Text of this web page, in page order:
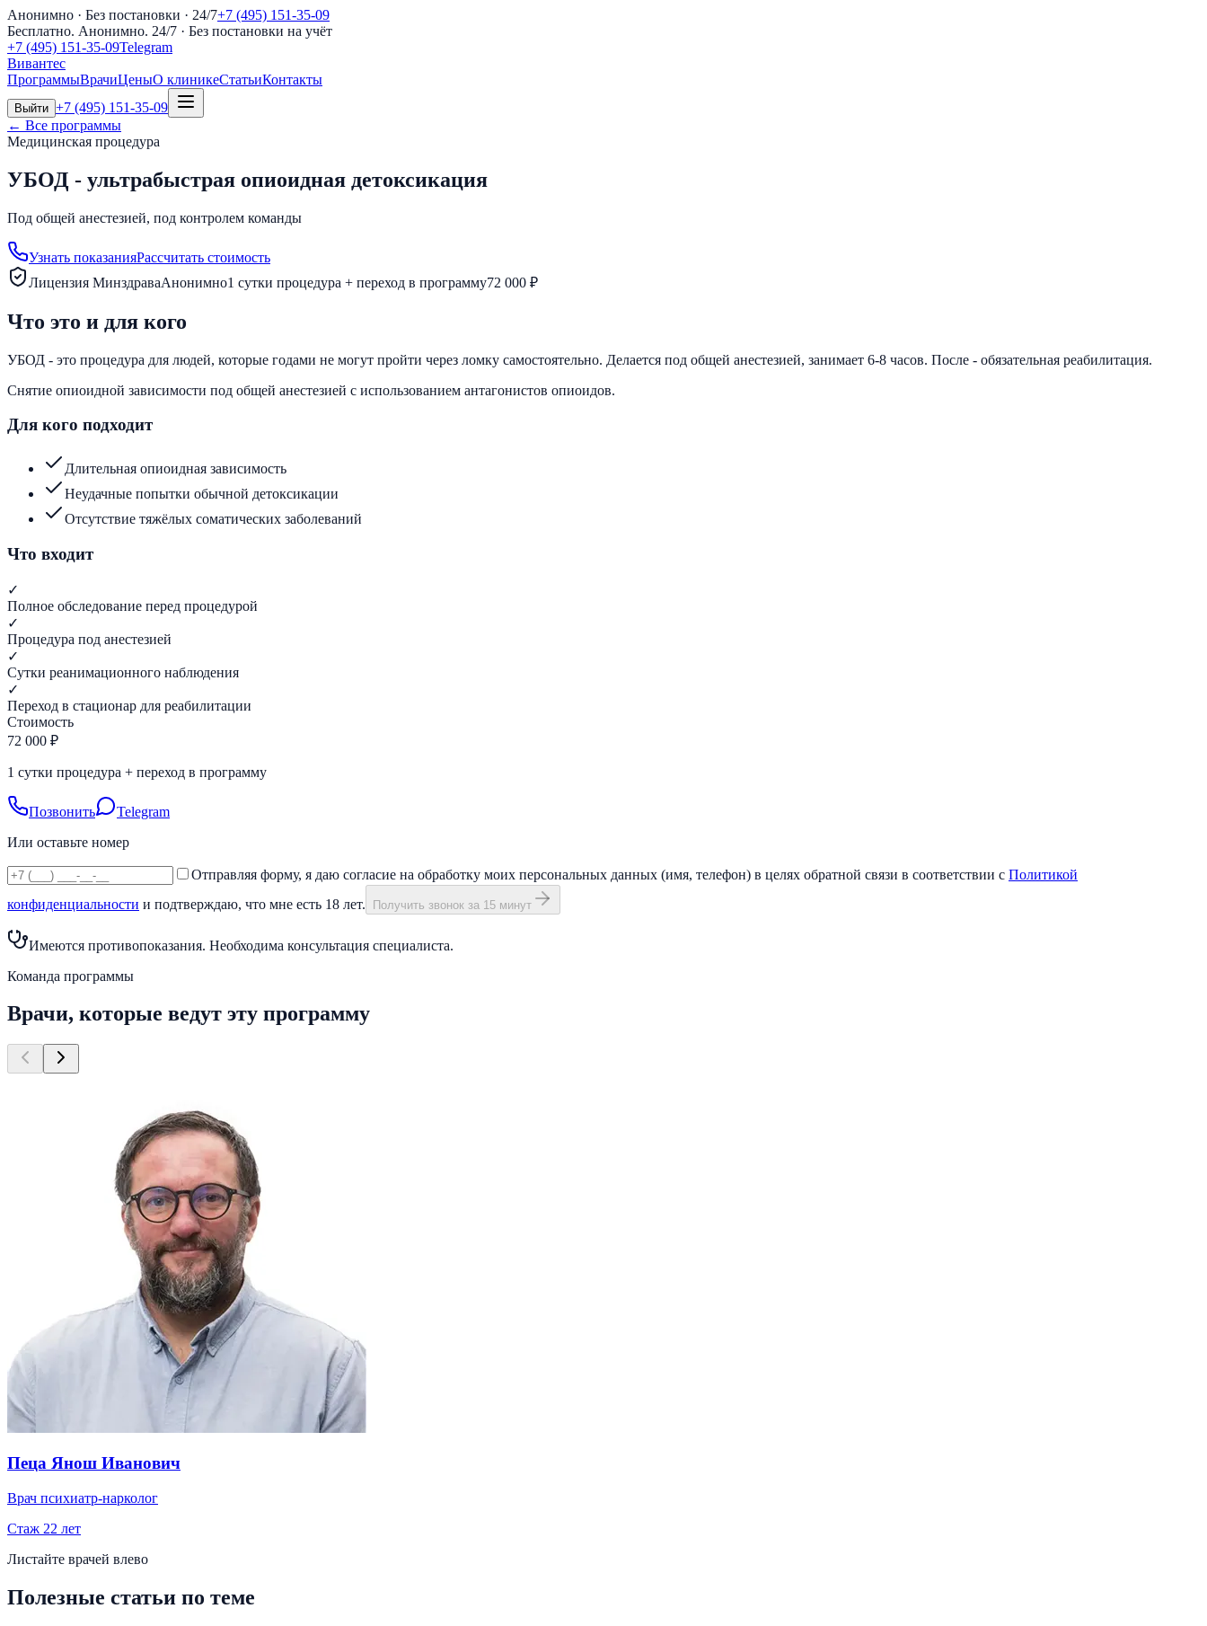
Анонимно · Без постановки · 24/7+7 (495) 151-35-09
Бесплатно. Анонимно. 24/7 · Без постановки на учёт
+7 (495) 151-35-09Telegram
Вивантес
ПрограммыВрачиЦеныО клиникеСтатьиКонтакты
Выйти +7 (495) 151-35-09
← Все программы
Медицинская процедура
УБОД - ультрабыстрая опиоидная детоксикация
Под общей анестезией, под контролем команды
Узнать показанияРассчитать стоимость
Лицензия МинздраваАнонимно1 сутки процедура + переход в программу72 000 ₽
Что это и для кого
УБОД - это процедура для людей, которые годами не могут пройти через ломку самостоятельно. Делается под общей анестезией, занимает 6-8 часов. После - обязательная реабилитация.
Снятие опиоидной зависимости под общей анестезией с использованием антагонистов опиоидов.
Для кого подходит
Длительная опиоидная зависимость
Неудачные попытки обычной детоксикации
Отсутствие тяжёлых соматических заболеваний
Что входит
✓
Полное обследование перед процедурой
✓
Процедура под анестезией
✓
Сутки реанимационного наблюдения
✓
Переход в стационар для реабилитации
Стоимость
72 000 ₽
1 сутки процедура + переход в программу
Позвонить
Telegram
Или оставьте номер
Отправляя форму, я даю согласие на обработку моих персональных данных (имя, телефон) в целях обратной связи в соответствии с Политикой
конфиденциальности и подтверждаю, что мне есть 18 лет. Получить звонок за 15 минут
Имеются противопоказания. Необходима консультация специалиста.
Команда программы
Врачи, которые ведут эту программу
Пеца Янош Иванович
Врач психиатр-нарколог
Стаж 22 лет
Листайте врачей влево
Полезные статьи по теме